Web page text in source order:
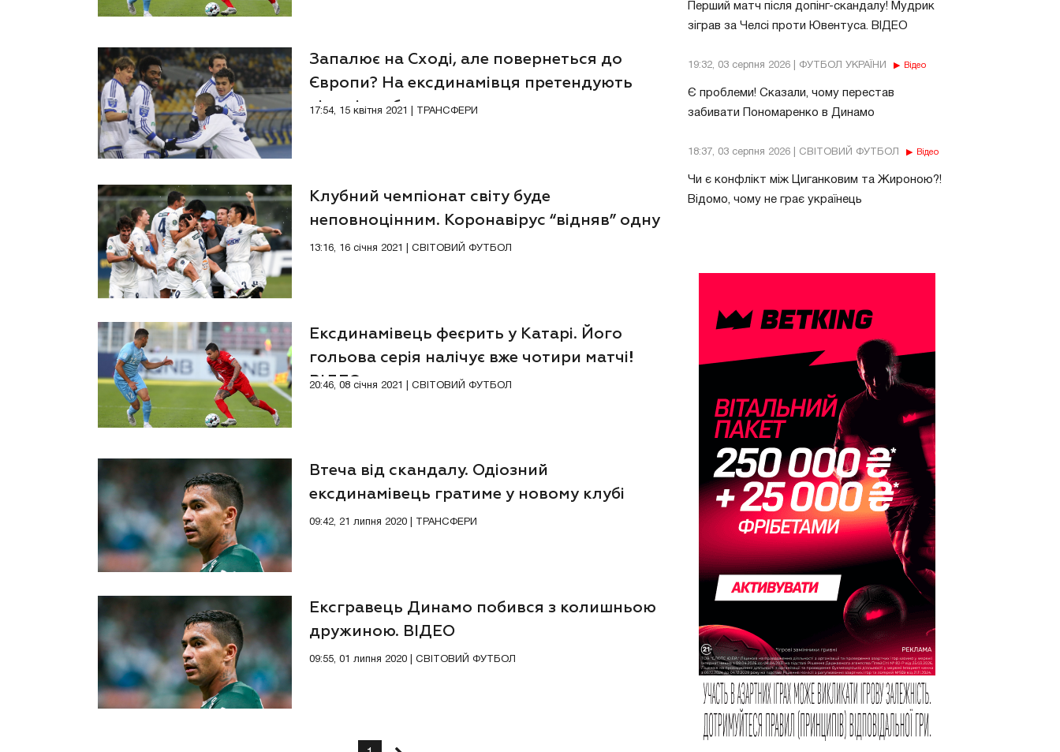
Перший матч після допінг-скандалу! Мудрик
зіграв за Челсі проти Ювентуса. ВІДЕО
19:32, 03 серпня 2026 | ФУТБОЛ УКРАЇНИ Відео
Є проблеми! Сказали, чому перестав
забивати Пономаренко в Динамо
18:37, 03 серпня 2026 | СВІТОВИЙ ФУТБОЛ Відео
Чи є конфлікт між Циганковим та Жироною?!
Відомо, чому не грає українець
Запалює на Сході, але повернеться до
Європи? На ексдинамівця претендують
відомі клуби
17:54, 15 квітня 2021 | ТРАНСФЕРИ
Клубний чемпіонат світу буде
неповноцінним. Коронавірус “відняв” одну
команду
13:16, 16 січня 2021 | СВІТОВИЙ ФУТБОЛ
Ексдинамівець феєрить у Катарі. Його
гольова серія налічує вже чотири матчі!
ВІДЕО
20:46, 08 січня 2021 | СВІТОВИЙ ФУТБОЛ
Втеча від скандалу. Одіозний
ексдинамівець гратиме у новому клубі
09:42, 21 липня 2020 | ТРАНСФЕРИ
Ексгравець Динамо побився з колишньою
дружиною. ВІДЕО
09:55, 01 липня 2020 | СВІТОВИЙ ФУТБОЛ